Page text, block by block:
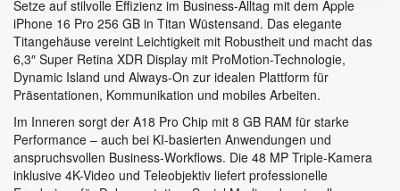
Setze auf stilvolle Effizienz im Business-Alltag mit dem Apple
iPhone 16 Pro 256 GB in Titan Wüstensand. Das elegante
Titangehäuse vereint Leichtigkeit mit Robustheit und macht das
6,3″ Super Retina XDR Display mit ProMotion-Technologie,
Dynamic Island und Always-On zur idealen Plattform für
Präsentationen, Kommunikation und mobiles Arbeiten.
Im Inneren sorgt der A18 Pro Chip mit 8 GB RAM für starke
Performance – auch bei KI-basierten Anwendungen und
anspruchsvollen Business-Workflows. Die 48 MP Triple-Kamera
inklusive 4K-Video und Teleobjektiv liefert professionelle